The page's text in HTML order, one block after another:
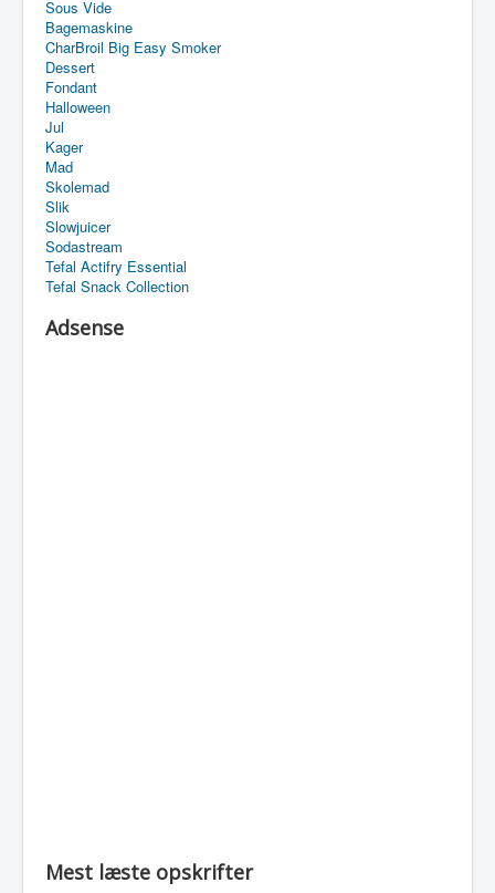
Sous Vide
Bagemaskine
CharBroil Big Easy Smoker
Dessert
Fondant
Halloween
Jul
Kager
Mad
Skolemad
Slik
Slowjuicer
Sodastream
Tefal Actifry Essential
Tefal Snack Collection
Adsense
Mest læste opskrifter